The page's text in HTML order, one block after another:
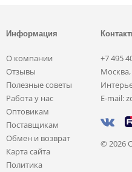
Информация
О компании
Отзывы
Полезные советы
Работа у нас
Оптовикам
Поставщикам
Обмен и возврат
Карта сайта
Политика
+7 495
E-mail:
© 2026